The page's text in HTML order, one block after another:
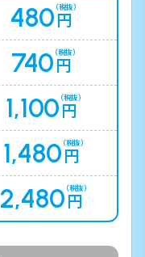
480円
（税抜）
740円
（税抜）
1,100円
（税抜）
1,480円
（税抜）
2,480円
（税抜）